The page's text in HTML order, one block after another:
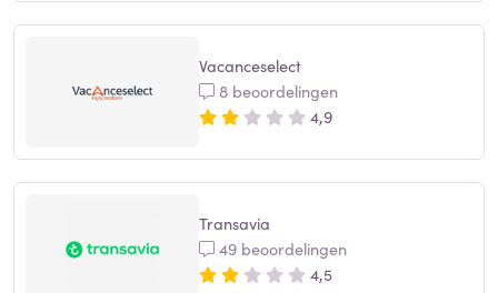
Vacanceselect
8 beoordelingen
4,9
Transavia
49 beoordelingen
4,5